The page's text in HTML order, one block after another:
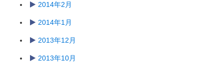
2014年2月
2014年1月
2013年12月
2013年10月